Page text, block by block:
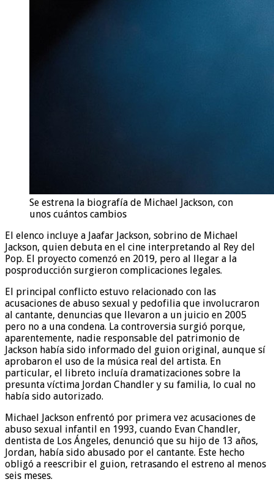
Se estrena la biografía de Michael Jackson, con
unos cuántos cambios
El elenco incluye a Jaafar Jackson, sobrino de Michael
Jackson, quien debuta en el cine interpretando al Rey del
Pop. El proyecto comenzó en 2019, pero al llegar a la
posproducción surgieron complicaciones legales.
El principal conflicto estuvo relacionado con las
acusaciones de abuso sexual y pedofilia que involucraron
al cantante, denuncias que llevaron a un juicio en 2005
pero no a una condena. La controversia surgió porque,
aparentemente, nadie responsable del patrimonio de
Jackson había sido informado del guion original, aunque sí
aprobaron el uso de la música real del artista. En
particular, el libreto incluía dramatizaciones sobre la
presunta víctima Jordan Chandler y su familia, lo cual no
había sido autorizado.
Michael Jackson enfrentó por primera vez acusaciones de
abuso sexual infantil en 1993, cuando Evan Chandler,
dentista de Los Ángeles, denunció que su hijo de 13 años,
Jordan, había sido abusado por el cantante. Este hecho
obligó a reescribir el guion, retrasando el estreno al menos
seis meses.